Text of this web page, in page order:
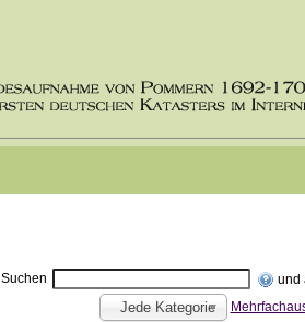
Suchen und
Jede Kategorie